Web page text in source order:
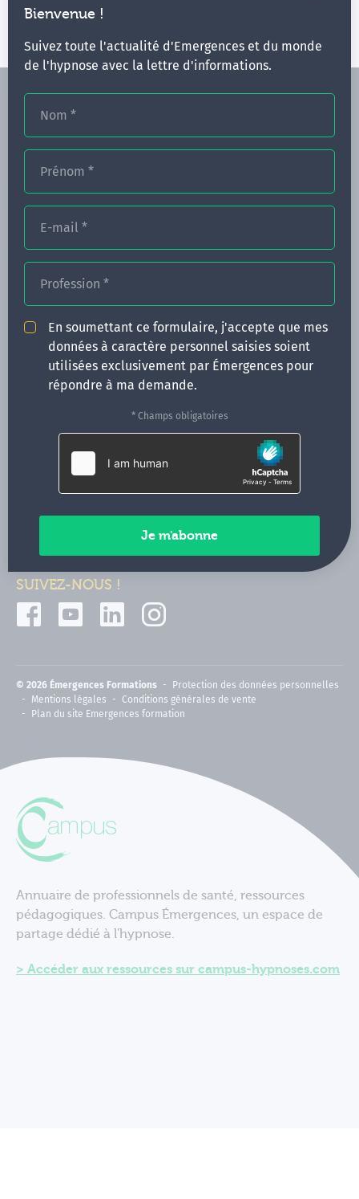
Bienvenue !
Suivez toute l'actualité d'Emergences et du monde
de l'hypnose avec la lettre d'informations.
Nom *
Prénom *
E-mail *
Profession *
En soumettant ce formulaire, j'accepte que mes
données à caractère personnel saisies soient
utilisées exclusivement par Émergences pour
répondre à ma demande.
* Champs obligatoires
CONGRÈS
ACTUALITÉS
INFOS PRATIQUES
Qui sommes-nous ?
CONTACT
35000 Rennes
02 99 05 25 47
Contactez-nous
Paiements sécurisés
SUIVEZ-NOUS !
© 2026 Émergences Formations
Protection des données personnelles
Mentions légales
Conditions générales de vente
Plan du site Emergences formation
Annuaire de professionnels de santé, ressources
pédagogiques. Campus Émergences, un espace de
partage dédié à l'hypnose.
Accéder aux ressources sur campus-hypnoses.com